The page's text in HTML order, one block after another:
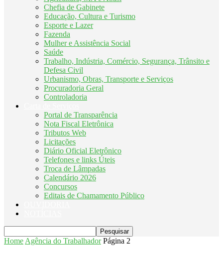
Chefia de Gabinete
Educação, Cultura e Turismo
Esporte e Lazer
Fazenda
Mulher e Assistência Social
Saúde
Trabalho, Indústria, Comércio, Segurança, Trânsito e
Defesa Civil
Urbanismo, Obras, Transporte e Serviços
Procuradoria Geral
Controladoria
Portal de Transparência
Nota Fiscal Eletrônica
Tributos Web
Licitações
Diário Oficial Eletrônico
Telefones e links Úteis
Troca de Lâmpadas
Calendário 2026
Concursos
Editais de Chamamento Público
Home Agência do Trabalhador Página 2